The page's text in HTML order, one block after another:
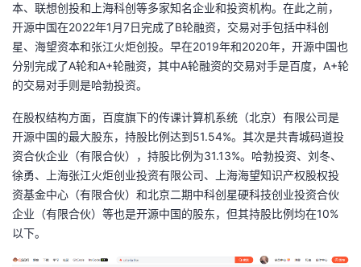
动
关
注
的
开
者
学
堂
我
我
的
我
支
持
我
的
我
本、联想创投和上海科创等多家知名企业和投资机构。在此之前，
开源中国在2022年1月7日完成了B轮融资，交易对手包括中科创
星、海望资本和张江火炬创投。早在2019年和2020年，开源中国也
分别完成了A轮和A+轮融资，其中A轮融资的交易对手是百度，A+轮
的交易对手则是哈勃投资。
在股权结构方面，百度旗下的传课计算机系统（北京）有限公司是
开源中国的最大股东，持股比例达到51.54%。其次是共青城码道投
资合伙企业（有限合伙），持股比例为31.13%。哈勃投资、刘冬、
徐勇、上海张江火炬创业投资有限公司、上海海望知识产权股权投
资基金中心（有限合伙）和北京二期中科创星硬科技创业投资合伙
企业（有限合伙）等也是开源中国的股东，但其持股比例均在10%
以下。